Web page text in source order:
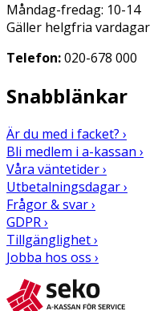
Måndag-fredag: 10-14
Gäller helgfria vardagar
Telefon:020-678 000
Snabblänkar
Är du med i facket? ›
Bli medlem i a-kassan ›
Våra väntetider ›
Utbetalningsdagar ›
Frågor & svar ›
GDPR ›
Tillgänglighet ›
Jobba hos oss ›